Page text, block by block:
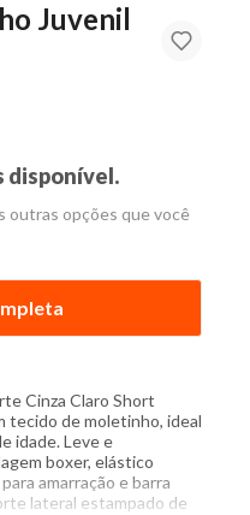
Juvenil
disponível.
outras opções que você
Cinza Claro Short
tecido de moletinho, ideal
idade. Leve e
boxer, elástico
amarração e barra
lateral estampado de